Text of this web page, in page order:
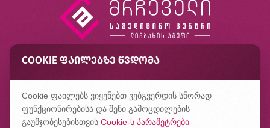
ხშირად დასმული კითხვები
კონფიდენციალურობის პოლიტიკა
COOKIE ᲤᲐᲘᲚᲔᲑᲖᲔ ᲬᲕᲓᲝᲛᲐ
Cookie ფაილებს ვიყენებთ ვებგვერდის სწორად
ფუნქციონირებისა და შენი გამოცდილების
გაუმჯობესებისთვის Cookie-ს პარამეტრები